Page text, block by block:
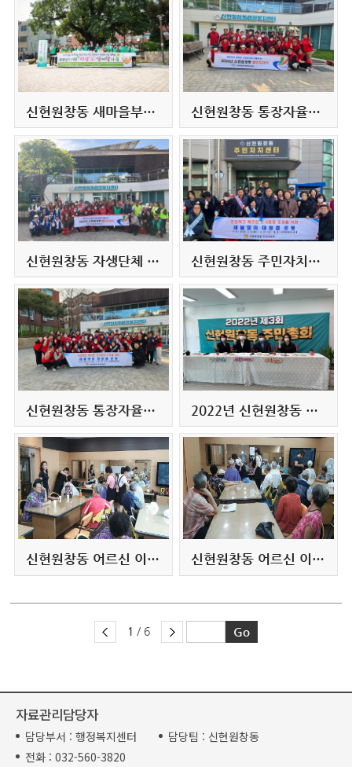
신현원창동 새마을부녀회·새마을협의회, ‘어르신 여름챙기기 삼계탕 나누기’ 행사 개최(2026.6.11.) 신현원창동 통장자율회, 집중호우·태풍 대비 집수받이 정비 및 클린업데이 실시(2026.5.15.)
신현원창동 자생단체 연합, 클린업데이 및 환경사랑 실천운동 캠페인 실시(2026.4.22.) 신현원창동 주민자치회, 새봄맞이 대청결 운동 실시(2026.3.19.)
신현원창동 통장자율회, 새봄맞이 대청결 운동 실시(2026.3.13.) 2022년 신현원창동 주민총회 개최
신현원창동 어르신 이미용 봉사(2017.8월) 신현원창동 어르신 이미용봉사(2017. 7월)
1 / 6
자료관리담당자
담당부서 : 행정복지센터 담당팀 : 신현원창동
전화 : 032-560-3820